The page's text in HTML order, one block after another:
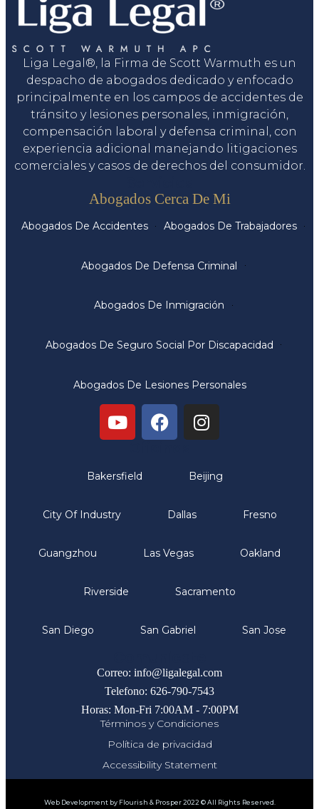
Liga Legal®, la Firma de Scott Warmuth es un
despacho de abogados dedicado y enfocado
principalmente en los campos de accidentes de
tránsito y lesiones personales, inmigración,
compensación laboral y defensa criminal, con
experiencia adicional manejando litigaciones
comerciales y casos de derechos del consumidor.
Abogados Cerca De Mi
Abogados De Accidentes Abogados De Trabajadores
Abogados De Defensa Criminal
Abogados De Inmigración
Abogados De Seguro Social Por Discapacidad
Abogados De Lesiones Personales
Bakersfield Beijing
City Of Industry Dallas Fresno
Guangzhou Las Vegas Oakland
Riverside Sacramento
San Diego San Gabriel San Jose
Correo: info@ligalegal.com
Telefono: 626-790-7543
Horas: Mon-Fri 7:00AM - 7:00PM
Términos y Condiciones
Política de privacidad
Accessibility Statement
Web Development by Flourish & Prosper 2022 © All Rights Reserved.